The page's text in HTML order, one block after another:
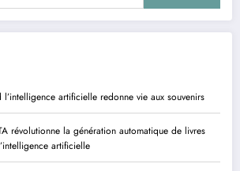
l’intelligence artificielle redonne vie aux souvenirs
révolutionne la génération automatique de livres
artificielle